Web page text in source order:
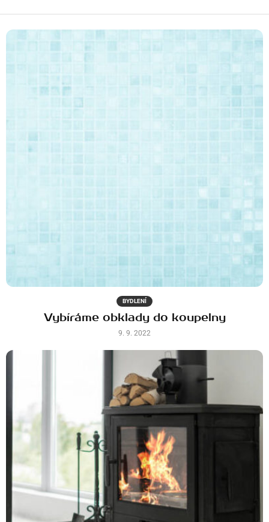
BYDLENÍ
Vybíráme obklady do koupelny
9. 9. 2022